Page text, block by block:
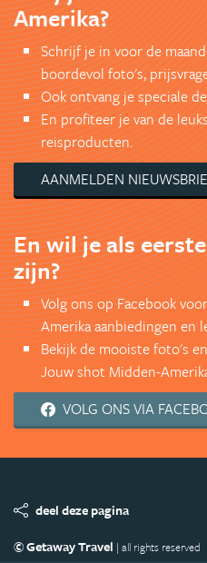
Amerika?
Schrijf je in voor de
boordevol foto's,
Ook ontvang je speciale
En profiteer je van de
reisproducten.
AANMELDEN
En wil je als
zijn?
Volg ons op Facebook
Amerika aanbiedingen en
Bekijk de mooiste foto's
Jouw shot Midden-
VOLG ONS VIA
deel deze pagina
© Getaway Travel | all rights reserved